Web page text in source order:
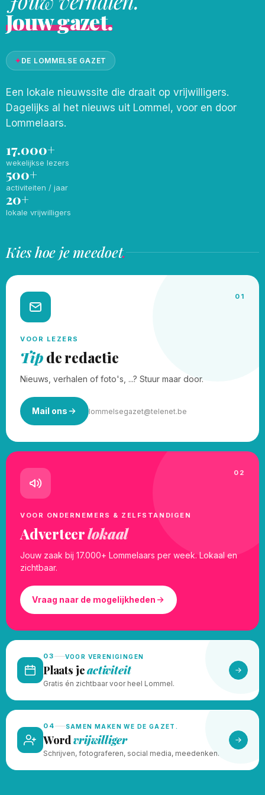
Jouw gazet.
✦DE LOMMELSE GAZET
Een lokale nieuwssite die draait op vrijwilligers.
Dagelijks al het nieuws uit Lommel, voor en door
Lommelaars.
17.000+
wekelijkse lezers
500+
activiteiten / jaar
20+
lokale vrijwilligers
Kies hoe je meedoet.
01
VOOR LEZERS
Tipde redactie
Nieuws, verhalen of foto's, ...? Stuur maar door.
Mail ons lommelsegazet@telenet.be
02
VOOR ONDERNEMERS & ZELFSTANDIGEN
Adverteerlokaal
Jouw zaak bij 17.000+ Lommelaars per week. Lokaal en
zichtbaar.
Vraag naar de mogelijkheden
03 VOOR VERENIGINGEN
Plaats jeactiviteit
Gratis én zichtbaar voor heel Lommel.
04 SAMEN MAKEN WE DE GAZET.
Wordvrijwilliger
Schrijven, fotograferen, social media, meedenken.